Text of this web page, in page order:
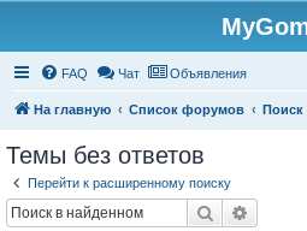
FAQ Чат Объявления
На главную Список форумов Поиск
Темы без ответов
Перейти к расширенному поиску
Поиск